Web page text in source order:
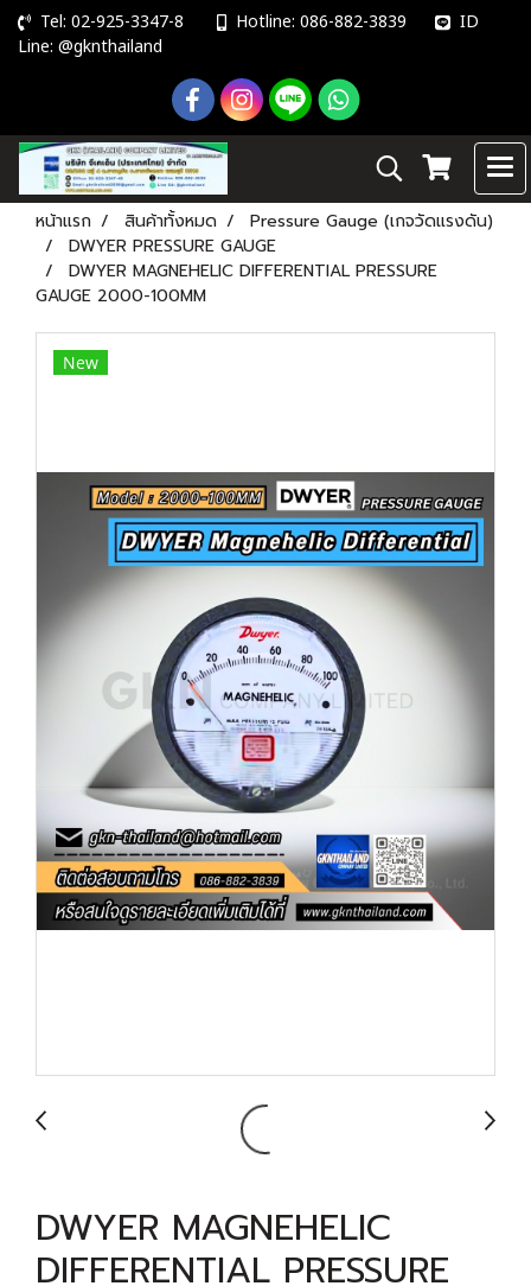
Tel: 02-925-3347-8 Hotline: 086-882-3839 ID
Line: @gknthailand
หน้าแรก สินค้าทั้งหมด
Pressure Gauge (เกจวัดแรงดัน)
DWYER PRESSURE GAUGE
DWYER MAGNEHELIC DIFFERENTIAL PRESSURE
GAUGE 2000-100MM
New
DWYER MAGNEHELIC
DIFFERENTIAL PRESSURE